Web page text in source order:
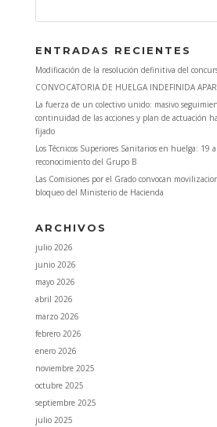
ENTRADAS RECIENTES
Modificación de la resolución definitiva del
CONVOCATORIA DE HUELGA INDEFINIDA
La fuerza de un colectivo unido: masivo
continuidad de las acciones y plan de actuación
fijado
Los Técnicos Superiores Sanitarios en huelga: 19
reconocimiento del Grupo B
Las Comisiones por el Grado convocan
bloqueo del Ministerio de Hacienda
ARCHIVOS
julio 2026
junio 2026
mayo 2026
abril 2026
marzo 2026
febrero 2026
enero 2026
noviembre 2025
octubre 2025
septiembre 2025
julio 2025